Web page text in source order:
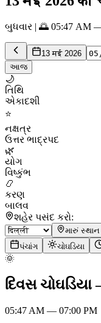
બુધવાર | 🌅 05:47 AM
13 मई 2026
આજ
🌙
તિથિ
એકાદશી
⭐
નક્ષત્ર
ઉત્તર ભાદ્રપદ
🌿
યોગ
વિષ્કુંભ
📿
કરણ
બાલવ
શહેર પસંદ કરો:
મારું સ્થાન
પંચાંગ ચોઘડિયા
🌞
દિવસ ચોઘડિયા
05:47 AM — 07:00 PM